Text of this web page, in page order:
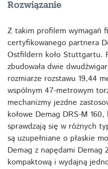
Rozwiązanie
Z takim profilem wymagań
certyfikowanego partnera
Ostfildern koło Stuttgartu.
zbudowała dwie
rozmiarze rozstawu 19,44
wspólnym 47-metrowym
mechanizmy jezdne
kołowe Demag DRS-M
sprawdzają się w różnych
są uzupełniane o płaskie
Demag z napędami
kompaktową i wydajną